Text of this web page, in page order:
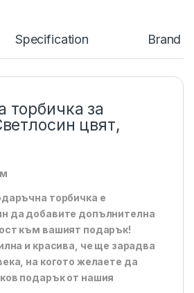
Specification Brand
торбичка за
цвят,
торбичка е
да добавите допълнителна
към вашият подарък!
и красива, че ще зарадва
на когото желаете да
подарък от нашия